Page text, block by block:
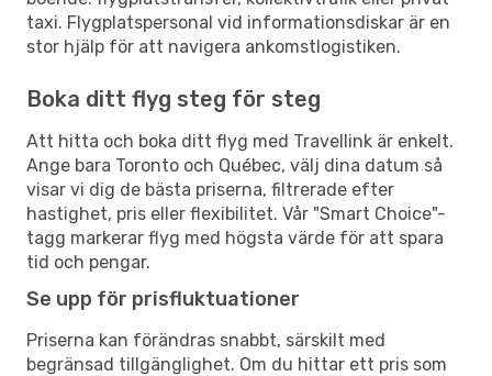
taxi. Flygplatspersonal vid informationsdiskar är en
stor hjälp för att navigera ankomstlogistiken.
Boka ditt flyg steg för steg
Att hitta och boka ditt flyg med Travellink är enkelt.
Ange bara Toronto och Québec, välj dina datum så
visar vi dig de bästa priserna, filtrerade efter
hastighet, pris eller flexibilitet. Vår "Smart Choice"-
tagg markerar flyg med högsta värde för att spara
tid och pengar.
Se upp för prisfluktuationer
Priserna kan förändras snabbt, särskilt med
begränsad tillgänglighet. Om du hittar ett pris som